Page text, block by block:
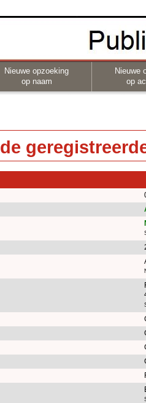
Nieuwe opzoeking
op naam
Nieuwe
op